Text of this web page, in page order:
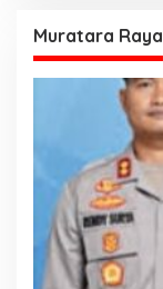
Muratara Raya